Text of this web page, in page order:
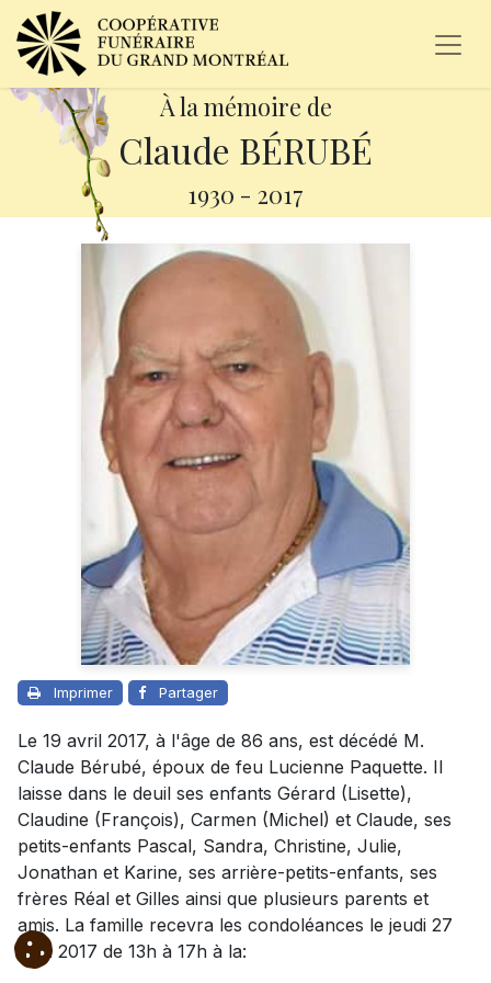
À la mémoire de
Claude BÉRUBÉ
1930 - 2017
Imprimer Partager
Le 19 avril 2017, à l'âge de 86 ans, est décédé M.
Claude Bérubé, époux de feu Lucienne Paquette. Il
laisse dans le deuil ses enfants Gérard (Lisette),
Claudine (François), Carmen (Michel) et Claude, ses
petits-enfants Pascal, Sandra, Christine, Julie,
Jonathan et Karine, ses arrière-petits-enfants, ses
frères Réal et Gilles ainsi que plusieurs parents et
amis. La famille recevra les condoléances le jeudi 27
avril 2017 de 13h à 17h à la: